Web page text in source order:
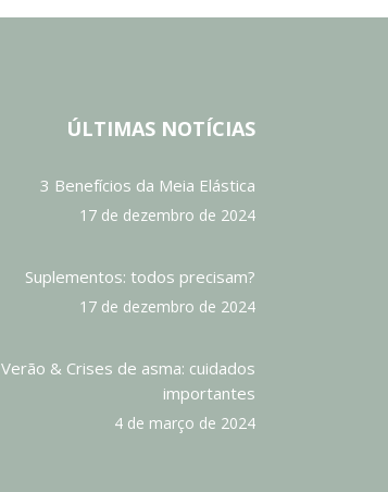
ÚLTIMAS NOTÍCIAS
3 Benefícios da Meia Elástica
17 de dezembro de 2024
Suplementos: todos precisam?
17 de dezembro de 2024
Verão & Crises de asma: cuidados
importantes
4 de março de 2024